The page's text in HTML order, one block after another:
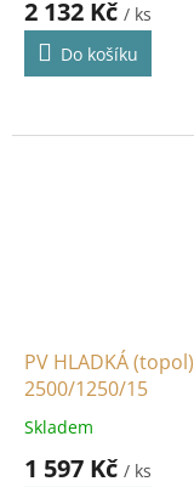
2 132 Kč / ks
Do košíku
PV HLADKÁ (topol)
2500/1250/15
Skladem
1 597 Kč / ks